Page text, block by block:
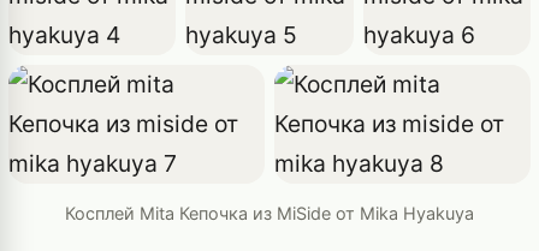
Косплей Mita Кепочка из MiSide от Mika Hyakuya